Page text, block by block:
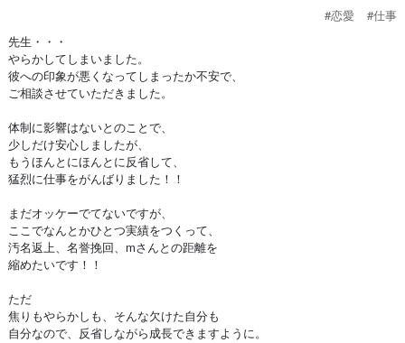
#恋愛
#仕事
先生・・・
やらかしてしまいました。
彼への印象が悪くなってしまったか不安で、
ご相談させていただきました。
体制に影響はないとのことで、
少しだけ安心しましたが、
もうほんとにほんとに反省して、
猛烈に仕事をがんばりました！！
まだオッケーでてないですが、
ここでなんとかひとつ実績をつくって、
汚名返上、名誉挽回、mさんとの距離を
縮めたいです！！
ただ
焦りもやらかしも、そんな欠けた自分も
自分なので、反省しながら成長できますように。